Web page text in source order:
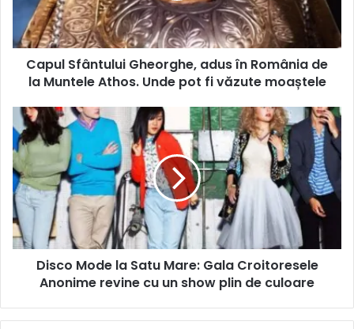
Capul Sfântului Gheorghe, adus în România de
la Muntele Athos. Unde pot fi văzute moaștele
Disco Mode la Satu Mare: Gala Croitoresele
Anonime revine cu un show plin de culoare